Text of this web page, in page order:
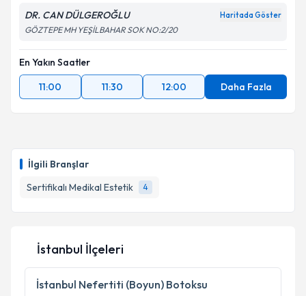
İlgili Branşlar
Sertifikalı Medikal Estetik
4
DR. CAN DÜLGEROĞLU Haritada Göster
GÖZTEPE MH YEŞİLBAHAR SOK NO:2/20
En Yakın Saatler
11:00
11:30 12:00 Daha Fazla
İstanbul İlçeleri
İstanbul Nefertiti (Boyun) Botoksu